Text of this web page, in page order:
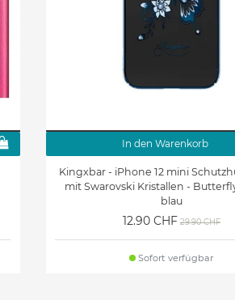
In den Warenkorb
Kingxbar - iPhone 12 mini
mit Swarovski Kristallen -
blau
12.90 CHF 29.90 CHF
Sofort verfügbar